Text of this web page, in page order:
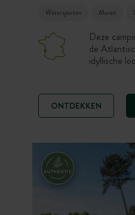
Watersporten Meren
Deze
de
idyllische
dennen of
Toile &
Het
fietsen en
ONTDEKKEN